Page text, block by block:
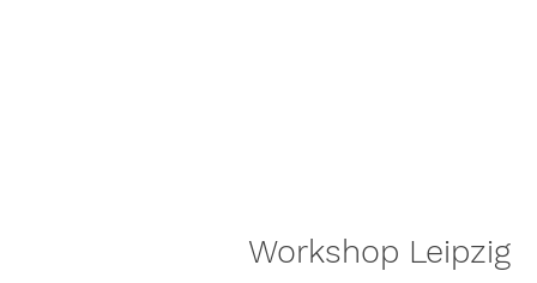
Workshop Leipzig